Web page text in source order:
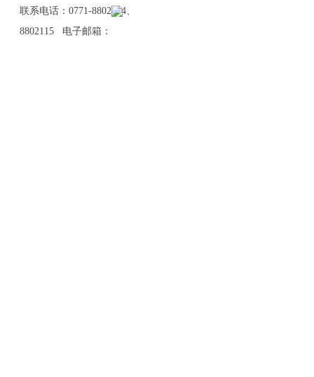
联系电话：0771-8802114、
8802115 电子邮箱：